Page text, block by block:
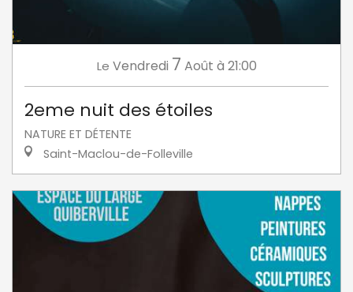
Le Vendredi 7 Août à 21:00
2eme nuit des étoiles
NATURE ET DÉTENTE
Saint-Maclou-de-Folleville